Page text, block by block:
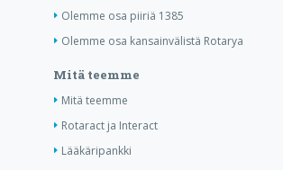
Olemme osa piiriä 1385
Olemme osa kansainvälistä Rotarya
Mitä teemme
Mitä teemme
Rotaract ja Interact
Lääkäripankki